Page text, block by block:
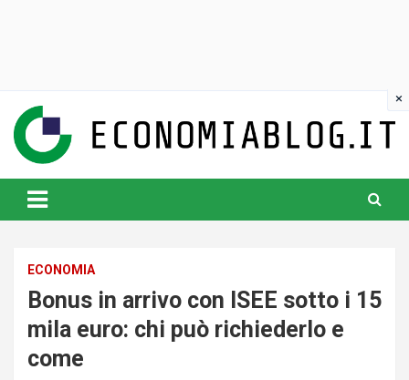
content
www.economiablog.it
ECONOMIA
Bonus in arrivo con ISEE sotto i 15
mila euro: chi può richiederlo e
come